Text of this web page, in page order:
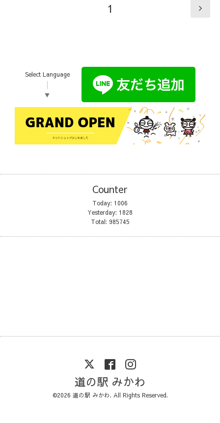
1
Select Language
▼
Counter
Today: 1006
Yesterday: 1828
Total: 985745
道の駅 みかわ
©2026 道の駅 みかわ. All Rights Reserved.